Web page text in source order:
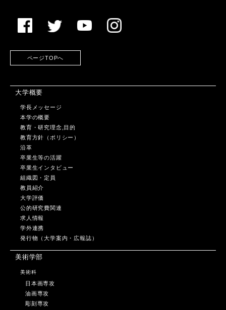
ページTOPへ
大学概要
学長メッセージ
本学の概要
教育・研究理念,目的
教育方針（ポリシー）
沿革
卒業生等の活躍
卒業生インタビュー
組織図・定員
教員紹介
大学評価
公的研究費関連
求人情報
学外連携
発行物（大学案内・広報誌）
美術学部
美術科
日本画専攻
油画専攻
彫刻専攻